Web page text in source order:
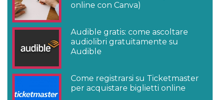
online con Canva)
Audible gratis: come ascoltare
audiolibri gratuitamente su
Audible
Come registrarsi su Ticketmaster
per acquistare biglietti online